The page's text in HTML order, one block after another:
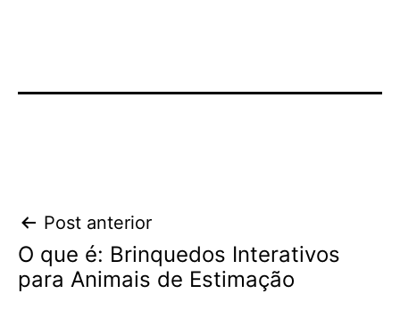
Navegação
de
Post
Post anterior
O que é: Brinquedos Interativos
para Animais de Estimação